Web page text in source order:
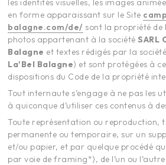
les identités visuelles, les images
en forme apparaissant sur le Site
balagne.com/de/ sont la propriété de
photos appartenant à la sociétéSARL
Balagne et textes rédigés par la société
La'Bel Balagne) et sont protégées à
dispositions du Code de la propriété
Tout internaute s’engage à ne pas les
à quiconque d’utiliser ces contenus à
Toute représentation ou reproduction,
permanente ou temporaire, sur un
et/ou papier, et par quelque procédé
par voie de framing*), de l’un ou